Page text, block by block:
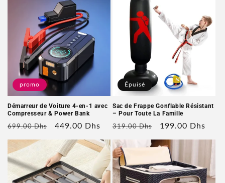
promo
Démarreur de Voiture 4-en-1 avec
Compresseur & Power Bank
Prix
699.00 Dhs
Prix
449.00 Dhs
Épuisé
Sac de Frappe Gonflable Résistant
– Pour Toute La Famille
Prix
319.00 Dhs
Prix
199.00 Dhs